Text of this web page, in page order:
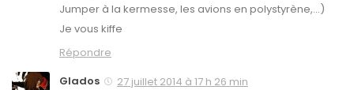
Jumper à la kermesse, les avions en polystyrène,…)
Je vous kiffe
Répondre
Glados
27 juillet 2014 à 17 h 26 min